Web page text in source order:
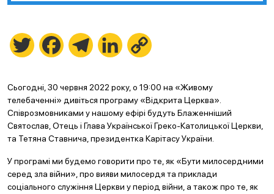
Twitter FacebookTelegramLinkedIn
Сьогодні, 30 червня 2022 року, о 19:00 на «Живому
телебаченні» дивіться програму «Відкрита Церква».
Співрозмовниками у нашому ефірі будуть Блаженніший
Святослав, Отець і Глава Української Греко-Католицької Церкви,
та Тетяна Ставнича, президентка Карітасу України.
У програмі ми будемо говорити про те, як «Бути милосердними
серед зла війни», про вияви милосердя та приклади
соціального служіння Церкви у період війни, а також про те, як